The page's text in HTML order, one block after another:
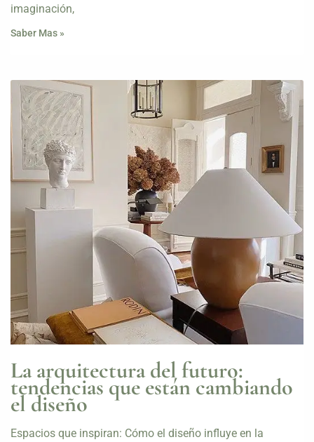
imaginación,
Saber Mas »
La arquitectura del futuro:
tendencias que están cambiando
el diseño
Espacios que inspiran: Cómo el diseño influye en la